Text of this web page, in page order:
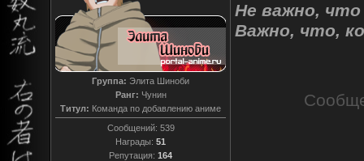
Группа: Элита Шиноби
Ранг: Чунин
Титул: Команда по добавлению аниме
Сообщений: 539
Награды: 51
Репутация: 164
Не важно, что
Важно, что,